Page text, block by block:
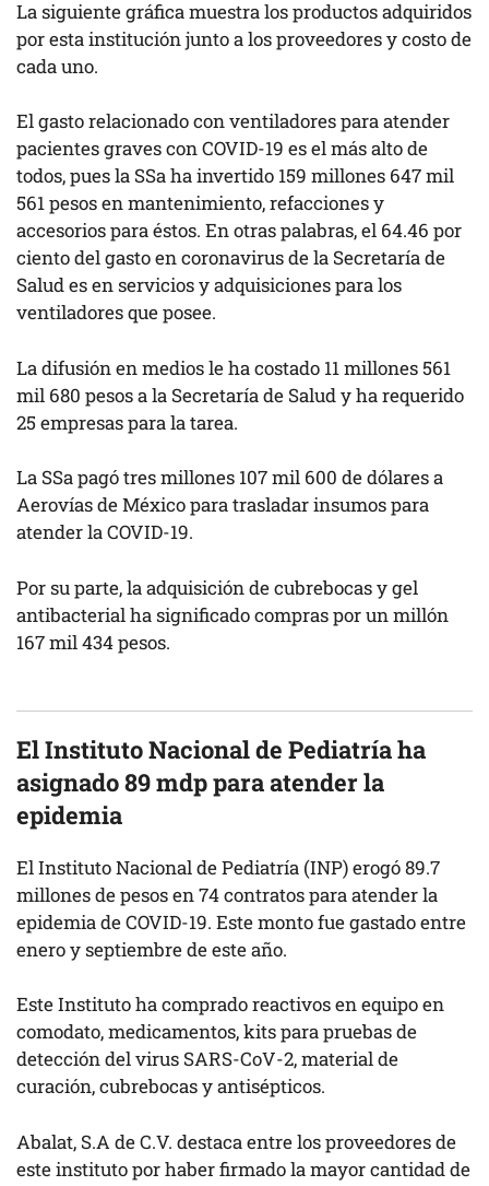
La siguiente gráfica muestra los productos adquiridos
por esta institución junto a los proveedores y costo de
cada uno.
El gasto relacionado con ventiladores para atender
pacientes graves con COVID-19 es el más alto de
todos, pues la SSa ha invertido 159 millones 647 mil
561 pesos en mantenimiento, refacciones y
accesorios para éstos. En otras palabras, el 64.46 por
ciento del gasto en coronavirus de la Secretaría de
Salud es en servicios y adquisiciones para los
ventiladores que posee.
La difusión en medios le ha costado 11 millones 561
mil 680 pesos a la Secretaría de Salud y ha requerido
25 empresas para la tarea.
La SSa pagó tres millones 107 mil 600 de dólares a
Aerovías de México para trasladar insumos para
atender la COVID-19.
Por su parte, la adquisición de cubrebocas y gel
antibacterial ha significado compras por un millón
167 mil 434 pesos.
El Instituto Nacional de Pediatría ha
asignado 89 mdp para atender la
epidemia
El Instituto Nacional de Pediatría (INP) erogó 89.7
millones de pesos en 74 contratos para atender la
epidemia de COVID-19. Este monto fue gastado entre
enero y septiembre de este año.
Este Instituto ha comprado reactivos en equipo en
comodato, medicamentos, kits para pruebas de
detección del virus SARS-CoV-2, material de
curación, cubrebocas y antisépticos.
Abalat, S.A de C.V. destaca entre los proveedores de
este instituto por haber firmado la mayor cantidad de